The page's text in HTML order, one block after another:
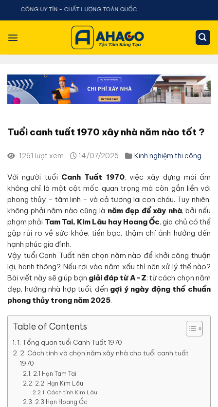
Chuyển
dung
TÍN - CHẤT LƯỢNG TOÀN QUỐC
Tuổi canh tuất 1970 xây nhà năm nào tốt ?
1261 lượt xem 14/07/2025 Kinh nghiệm thi công
Với người tuổi Canh Tuất 1970, việc xây dựng mái ấm
không chỉ là một cột mốc quan trọng mà còn gắn liền với
phong thủy – tâm linh – và cả tương lai con cháu. Tuy nhiên,
không phải năm nào cũng là năm đẹp để xây nhà, bởi nếu
phạm phải Tam Tai, Kim Lâu hay Hoang Ốc, gia chủ có thể
gặp rủi ro về sức khỏe, tiền bạc, thậm chí ảnh hưởng đến
hạnh phúc gia đình.
Vậy tuổi Canh Tuất nên chọn năm nào để khởi công thuận
lợi, hanh thông? Nếu rơi vào năm xấu thì nên xử lý thế nào?
Bài viết này sẽ giúp bạn giải đáp từ A–Z: từ cách chọn năm
đẹp, hướng nhà hợp tuổi, đến gợi ý ngày động thổ chuẩn
phong thủy trong năm 2025.
Table of Contents
1. Tổng quan tuổi Canh Tuất 1970
2. Cách tính và chọn năm xây nhà cho tuổi canh tuất
1970
2.1 Hạn Tam Tai
2.2. Hạn Kim Lâu
Cách tính Kim Lâu:
2.3 Hạn Hoang Ốc